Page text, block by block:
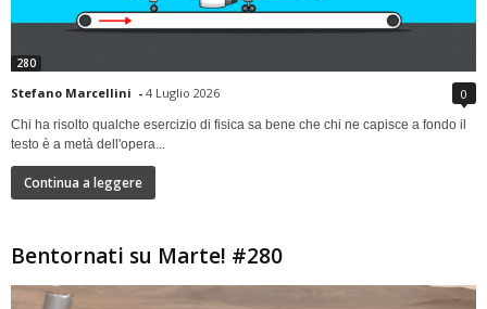
280
Stefano Marcellini - 4 Luglio 2026 0
Chi ha risolto qualche esercizio di fisica sa bene che chi ne capisce a fondo il
testo è a metà dell'opera...
Continua a leggere
Bentornati su Marte! #280